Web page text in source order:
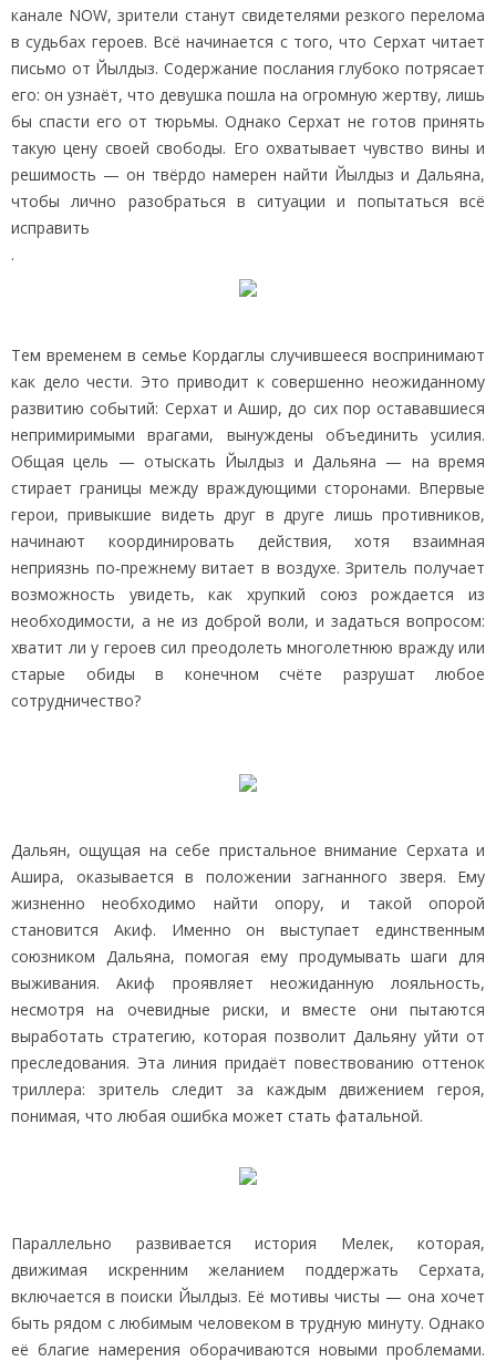
канале NOW, зрители станут свидетелями резкого перелома
в судьбах героев. Всё начинается с того, что Серхат читает
письмо от Йылдыз. Содержание послания глубоко потрясает
его: он узнаёт, что девушка пошла на огромную жертву, лишь
бы спасти его от тюрьмы. Однако Серхат не готов принять
такую цену своей свободы. Его охватывает чувство вины и
решимость — он твёрдо намерен найти Йылдыз и Дальяна,
чтобы лично разобраться в ситуации и попытаться всё
исправить
.
Тем временем в семье Кордаглы случившееся воспринимают
как дело чести. Это приводит к совершенно неожиданному
развитию событий: Серхат и Ашир, до сих пор остававшиеся
непримиримыми врагами, вынуждены объединить усилия.
Общая цель — отыскать Йылдыз и Дальяна — на время
стирает границы между враждующими сторонами. Впервые
герои, привыкшие видеть друг в друге лишь противников,
начинают координировать действия, хотя взаимная
неприязнь по‑прежнему витает в воздухе. Зритель получает
возможность увидеть, как хрупкий союз рождается из
необходимости, а не из доброй воли, и задаться вопросом:
хватит ли у героев сил преодолеть многолетнюю вражду или
старые обиды в конечном счёте разрушат любое
сотрудничество?
Дальян, ощущая на себе пристальное внимание Серхата и
Ашира, оказывается в положении загнанного зверя. Ему
жизненно необходимо найти опору, и такой опорой
становится Акиф. Именно он выступает единственным
союзником Дальяна, помогая ему продумывать шаги для
выживания. Акиф проявляет неожиданную лояльность,
несмотря на очевидные риски, и вместе они пытаются
выработать стратегию, которая позволит Дальяну уйти от
преследования. Эта линия придаёт повествованию оттенок
триллера: зритель следит за каждым движением героя,
понимая, что любая ошибка может стать фатальной.
Параллельно развивается история Мелек, которая,
движимая искренним желанием поддержать Серхата,
включается в поиски Йылдыз. Её мотивы чисты — она хочет
быть рядом с любимым человеком в трудную минуту. Однако
её благие намерения оборачиваются новыми проблемами.